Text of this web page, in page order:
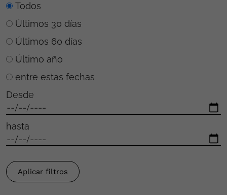
Todos
Últimos 30 días
Últimos 60 días
Último año
entre estas fechas
Desde
hasta